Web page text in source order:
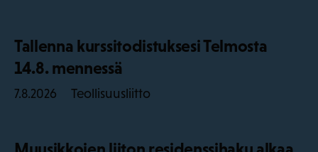
Tallenna kurssitodistuksesi Telmosta
14.8. mennessä
7.8.2026 Teollisuusliitto